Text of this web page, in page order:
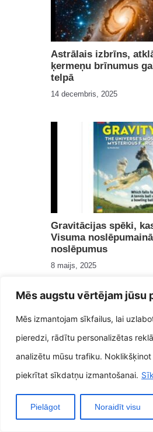
Mēs augstu vērtējam jūsu
Mēs izmantojam sīkfailus, lai
pieredzi, rādītu personalizētas
analizētu mūsu trafiku.
piekrītat sīkdatņu izmantošanai.
Pielāgot Noraidīt visu
Astrālais izbrīns,
ķermeņu brīnumus
telpā
14 decembris, 2025
Gravitācijas spēki,
Visuma
noslēpumus
8 maijs, 2025
Zvaigžņu rāmums
skaistuma plašs
kosmosā